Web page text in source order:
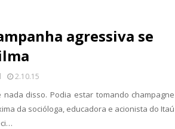
agressiva se
2.10.15
nada disso. Podia estar tomando champagne
da socióloga, educadora e acionista do Itaú